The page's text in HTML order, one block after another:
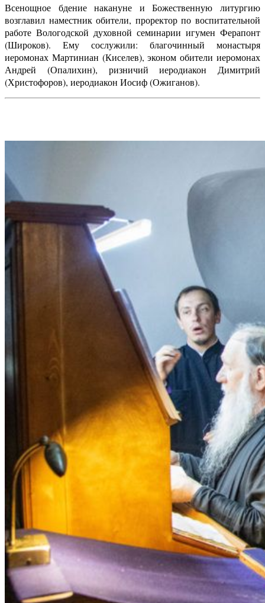
Всенощное бдение накануне и Божественную литургию
возглавил наместник обители, проректор по воспитательной
работе Вологодской духовной семинарии игумен Ферапонт
(Широков). Ему сослужили: благочинный монастыря
иеромонах Мартиниан (Киселев), эконом обители иеромонах
Андрей (Опалихин), ризничий иеродиакон Димитрий
(Христофоров), иеродиакон Иосиф (Ожиганов).